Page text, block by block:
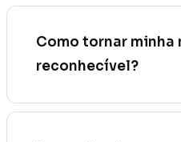
Como tornar minha
reconhecível?